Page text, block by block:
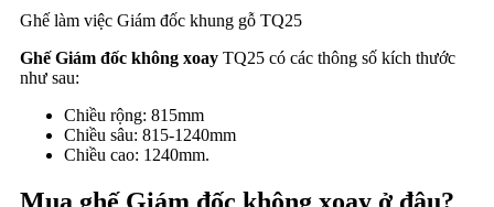
Ghế làm việc Giám đốc khung gỗ TQ25
Ghế Giám đốc không xoay TQ25 có các thông số kích thước
như sau:
Chiều rộng: 815mm
Chiều sâu: 815-1240mm
Chiều cao: 1240mm.